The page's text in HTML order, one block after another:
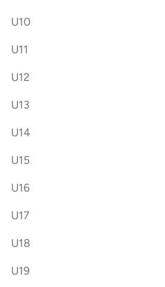
U10
U11
U12
U13
U14
U15
U16
U17
U18
U19